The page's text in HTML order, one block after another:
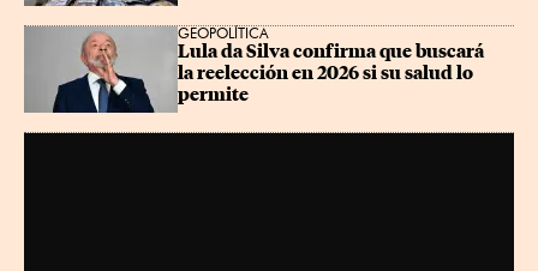
GEOPOLÍTICA
Lula da Silva confirma que buscará
la reelección en 2026 si su salud lo
permite